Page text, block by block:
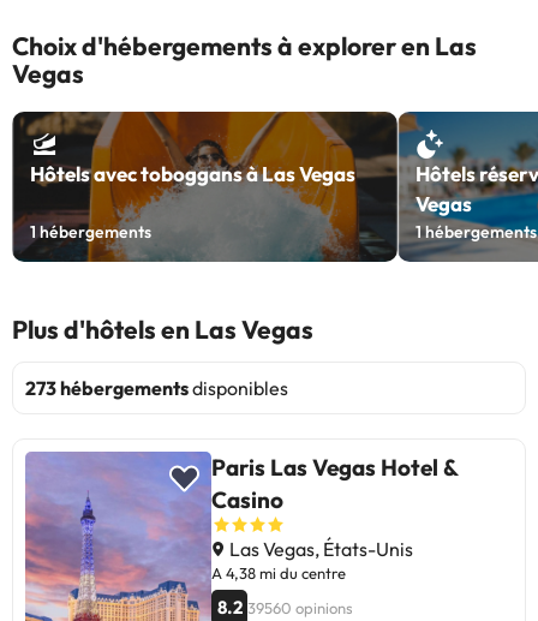
Choix d'hébergements à explorer en Las
Vegas
Hôtels avec toboggans à Las Vegas
1 hébergements
Hôtels
Vegas
1hébergements
Plus d'hôtels en Las Vegas
273 hébergementsdisponibles
Paris Las Vegas Hotel &
Casino
Las Vegas, États-Unis
A 4,38 mi du centre
8.2 39560 opinions